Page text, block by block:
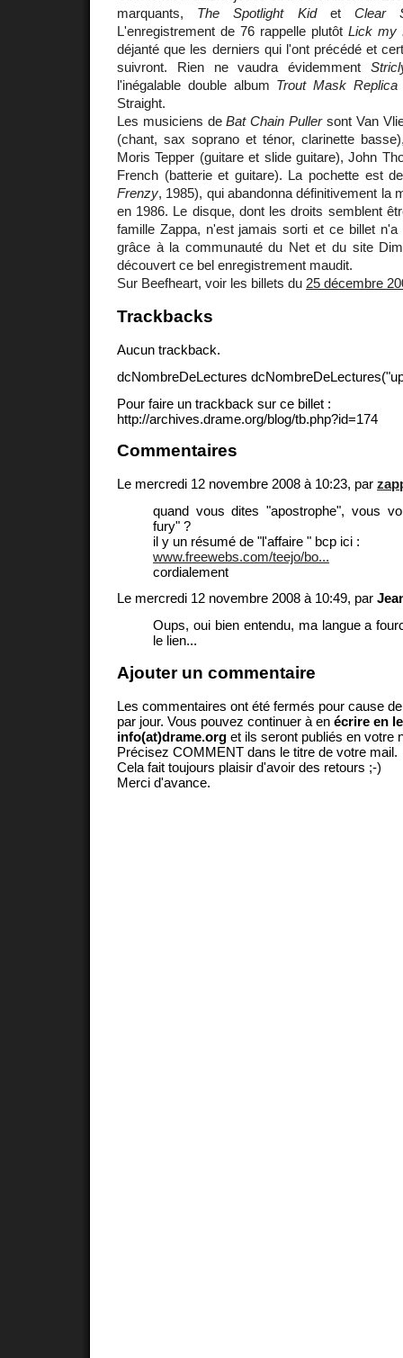
marquants, The Spotlight KidetClear
L'enregistrement de 76 rappelle plutôt Lick my
déjanté que les derniers qui l'ont précédé et
suivront. Rien ne vaudra évidemment
l'inégalable double album Trout Mask Replica
Straight.
Les musiciens deBat Chain Pullersont Van
(chant, sax soprano et ténor, clarinette
Moris Tepper (guitare et slide guitare), John
French (batterie et guitare). La pochette est
Frenzy, 1985), qui abandonna définitivement la
en 1986. Le disque, dont les droits semblent
famille Zappa, n'est jamais sorti et ce billet n'a
grâce à la communauté du Net et du site
découvert ce bel enregistrement maudit.
Sur Beefheart, voir les billets du 25 décembre
Trackbacks
Aucun trackback.
dcNombreDeLectures
Pour faire un trackback sur ce billet :
http://archives.drame.org/blog/tb.php?id=174
Commentaires
Le mercredi 12 novembre 2008 à 10:23, par
quand vous dites "apostrophe", vous
fury" ?
il y un résumé de "l'affaire " bcp ici :
www.freewebs.com/teejo/bo...
cordialement
Le mercredi 12 novembre 2008 à 10:49, par
Oups, oui bien entendu, ma langue a
le lien...
Ajouter un commentaire
Les commentaires ont été fermés pour cause
par jour. Vous pouvez continuer à en écrire en
info(at)drame.org et ils seront publiés en votre
Précisez COMMENT dans le titre de votre mail.
Cela fait toujours plaisir d'avoir des retours ;-)
Merci d'avance.